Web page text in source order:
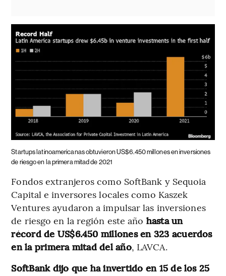
Startups latinoamericanas obtuvieron US$6.450 millones en inversiones
de riesgo en la primera mitad de 2021
Fondos extranjeros como SoftBank y Sequoia
Capital e inversores locales como Kaszek
Ventures ayudaron a impulsar las inversiones
de riesgo en la región este año hasta un
récord de US$6.450 millones en 323 acuerdos
en la primera mitad del año, LAVCA.
SoftBank dijo que ha invertido en 15 de los 25